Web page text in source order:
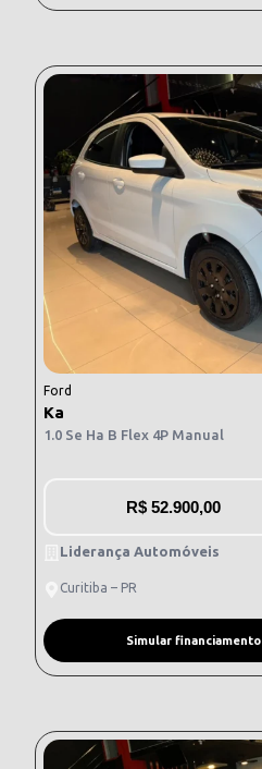
Ford
Ka
1.0 Se Ha B Flex 4P Manual
R$ 52.900,00
Liderança Automóveis
Curitiba – PR
Simular financiamento